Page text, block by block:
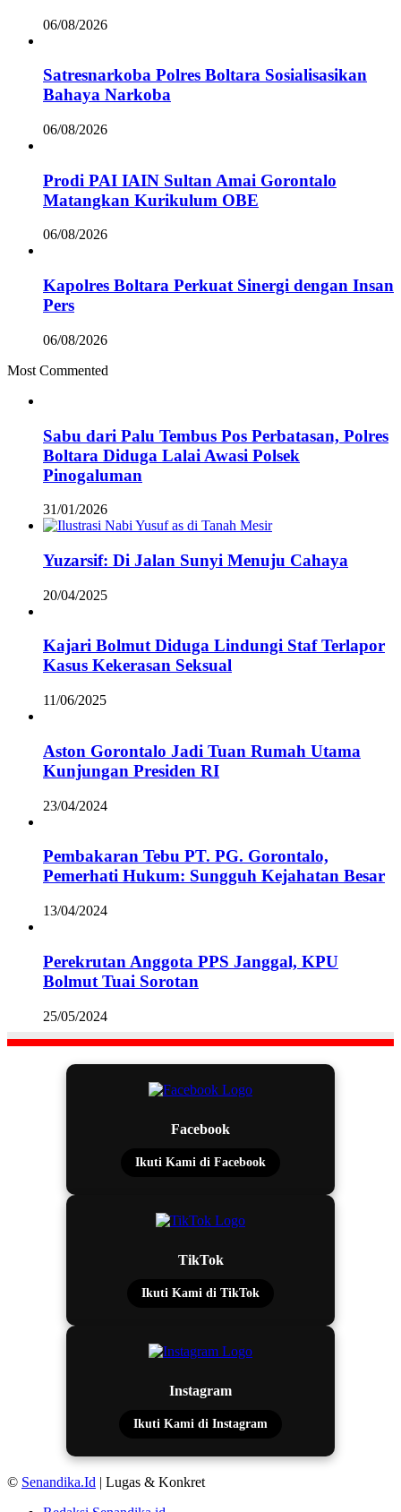
06/08/2026
Satresnarkoba Polres Boltara Sosialisasikan
Bahaya Narkoba
06/08/2026
Prodi PAI IAIN Sultan Amai Gorontalo
Matangkan Kurikulum OBE
06/08/2026
Kapolres Boltara Perkuat Sinergi dengan Insan
Pers
06/08/2026
Most Commented
Sabu dari Palu Tembus Pos Perbatasan, Polres
Boltara Diduga Lalai Awasi Polsek
Pinogaluman
31/01/2026
Yuzarsif: Di Jalan Sunyi Menuju Cahaya
20/04/2025
Kajari Bolmut Diduga Lindungi Staf Terlapor
Kasus Kekerasan Seksual
11/06/2025
Aston Gorontalo Jadi Tuan Rumah Utama
Kunjungan Presiden RI
23/04/2024
Pembakaran Tebu PT. PG. Gorontalo,
Pemerhati Hukum: Sungguh Kejahatan Besar
13/04/2024
Perekrutan Anggota PPS Janggal, KPU
Bolmut Tuai Sorotan
25/05/2024
Facebook
Ikuti Kami di Facebook
TikTok
Ikuti Kami di TikTok
Instagram
Ikuti Kami di Instagram
© Senandika.Id | Lugas & Konkret